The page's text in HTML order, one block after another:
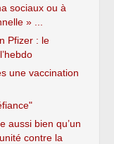
sociaux ou à
» ...
Pfizer : le
une vaccination
aussi bien qu’un
contre la